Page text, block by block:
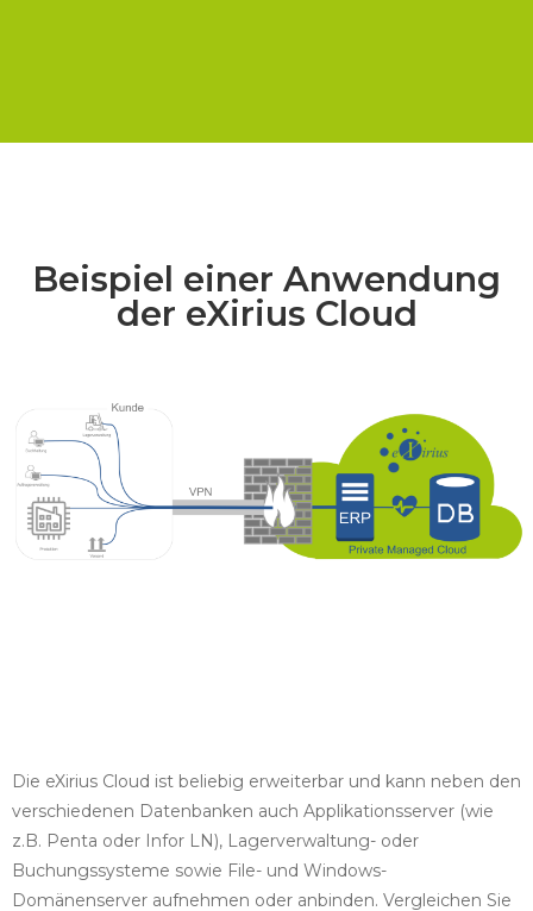
Beispiel einer Anwendung
der eXirius Cloud
Die eXirius Cloud ist beliebig erweiterbar und kann neben den
verschiedenen Datenbanken auch Applikationsserver (wie
z.B. Penta oder Infor LN), Lagerverwaltung- oder
Buchungssysteme sowie File- und Windows-
Domänenserver aufnehmen oder anbinden. Vergleichen Sie